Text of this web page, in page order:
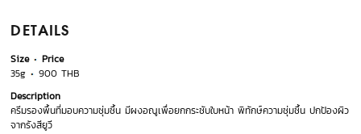
DETAILS
Size
Price
35g
900 THB
Description
ครีมรองพื้นที่มอบความชุ่มชื้น มีผงอณูเพื่อยกกระชับใบหน้า พิทักษ์ความชุ่มชื้น ปกป้องผิว
จากรังสียูวี